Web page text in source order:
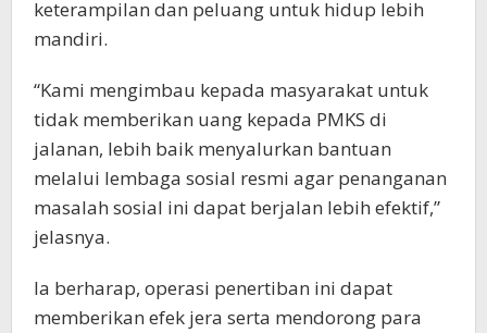
keterampilan dan peluang untuk hidup lebih
mandiri.
“Kami mengimbau kepada masyarakat untuk
tidak memberikan uang kepada PMKS di
jalanan, lebih baik menyalurkan bantuan
melalui lembaga sosial resmi agar penanganan
masalah sosial ini dapat berjalan lebih efektif,”
jelasnya.
Ia berharap, operasi penertiban ini dapat
memberikan efek jera serta mendorong para